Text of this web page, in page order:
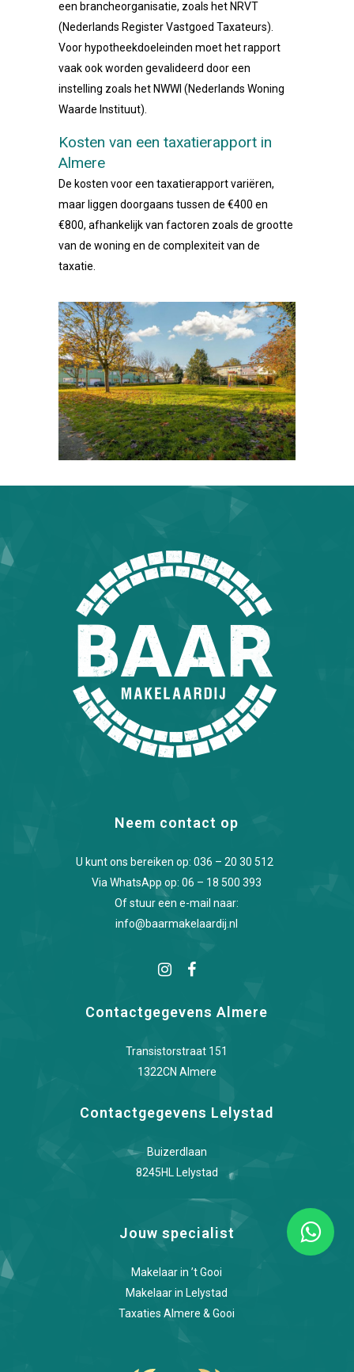
een brancheorganisatie, zoals het NRVT
(Nederlands Register Vastgoed Taxateurs).
Voor hypotheekdoeleinden moet het rapport
vaak ook worden gevalideerd door een
instelling zoals het NWWI (Nederlands Woning
Waarde Instituut).
Kosten van een taxatierapport in
Almere
De kosten voor een taxatierapport variëren,
maar liggen doorgaans tussen de €400 en
€800, afhankelijk van factoren zoals de grootte
van de woning en de complexiteit van de
taxatie.
Neem contact op
U kunt ons bereiken op: 036 – 20 30 512
Via WhatsApp op:06 – 18 500 393
Of stuur een e-mail naar:
info@baarmakelaardij.nl
Contactgegevens Almere
Transistorstraat 151
1322CN Almere
Contactgegevens Lelystad
Buizerdlaan
8245HL Lelystad
Jouw specialist
Makelaar in ’t Gooi
Makelaar in Lelystad
Taxaties Almere & Gooi